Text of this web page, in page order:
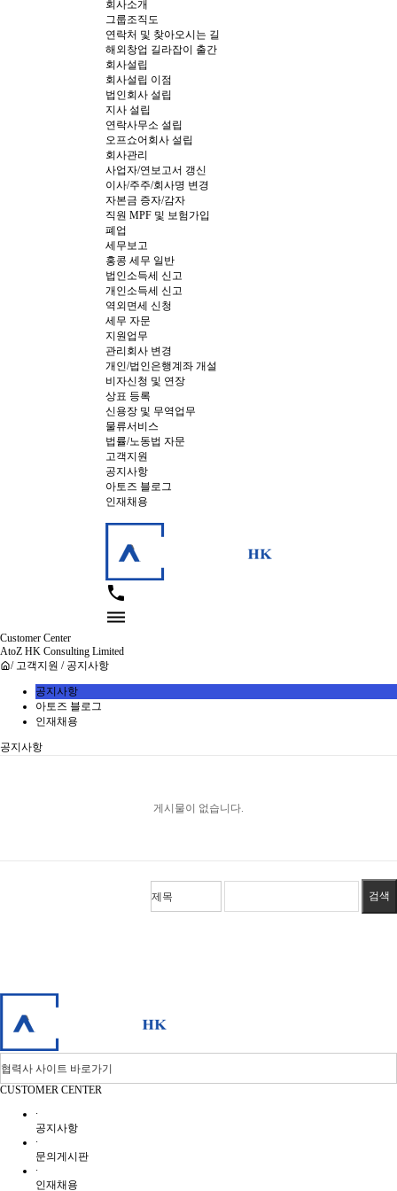
회사소개
그룹조직도
연락처 및 찾아오시는 길
해외창업 길라잡이 출간
회사설립
회사설립 이점
법인회사 설립
지사 설립
연락사무소 설립
오프쇼어회사 설립
회사관리
사업자/연보고서 갱신
이사/주주/회사명 변경
자본금 증자/감자
직원 MPF 및 보험가입
폐업
세무보고
홍콩 세무 일반
법인소득세 신고
개인소득세 신고
역외면세 신청
세무 자문
지원업무
관리회사 변경
개인/법인은행계좌 개설
비자신청 및 연장
상표 등록
신용장 및 무역업무
물류서비스
법률/노동법 자문
고객지원
공지사항
아토즈 블로그
인재채용


Customer Center
AtoZ HK Consulting Limited
/ 고객지원 / 공지사항
공지사항
아토즈 블로그
인재채용
공지사항
게시물이 없습니다.
CUSTOMER CENTER
∙
공지사항
∙
문의게시판
∙
인재채용